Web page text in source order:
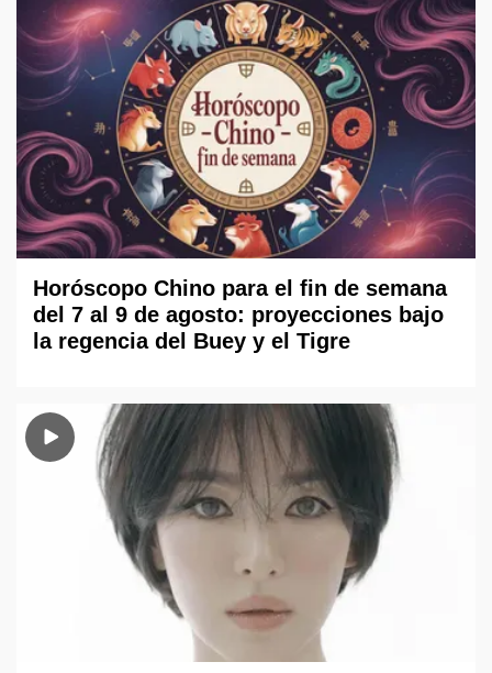
Horóscopo Chino para el fin de semana
del 7 al 9 de agosto: proyecciones bajo
la regencia del Buey y el Tigre